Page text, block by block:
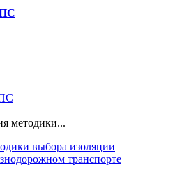
методики...
выбора изоляции
транспорте